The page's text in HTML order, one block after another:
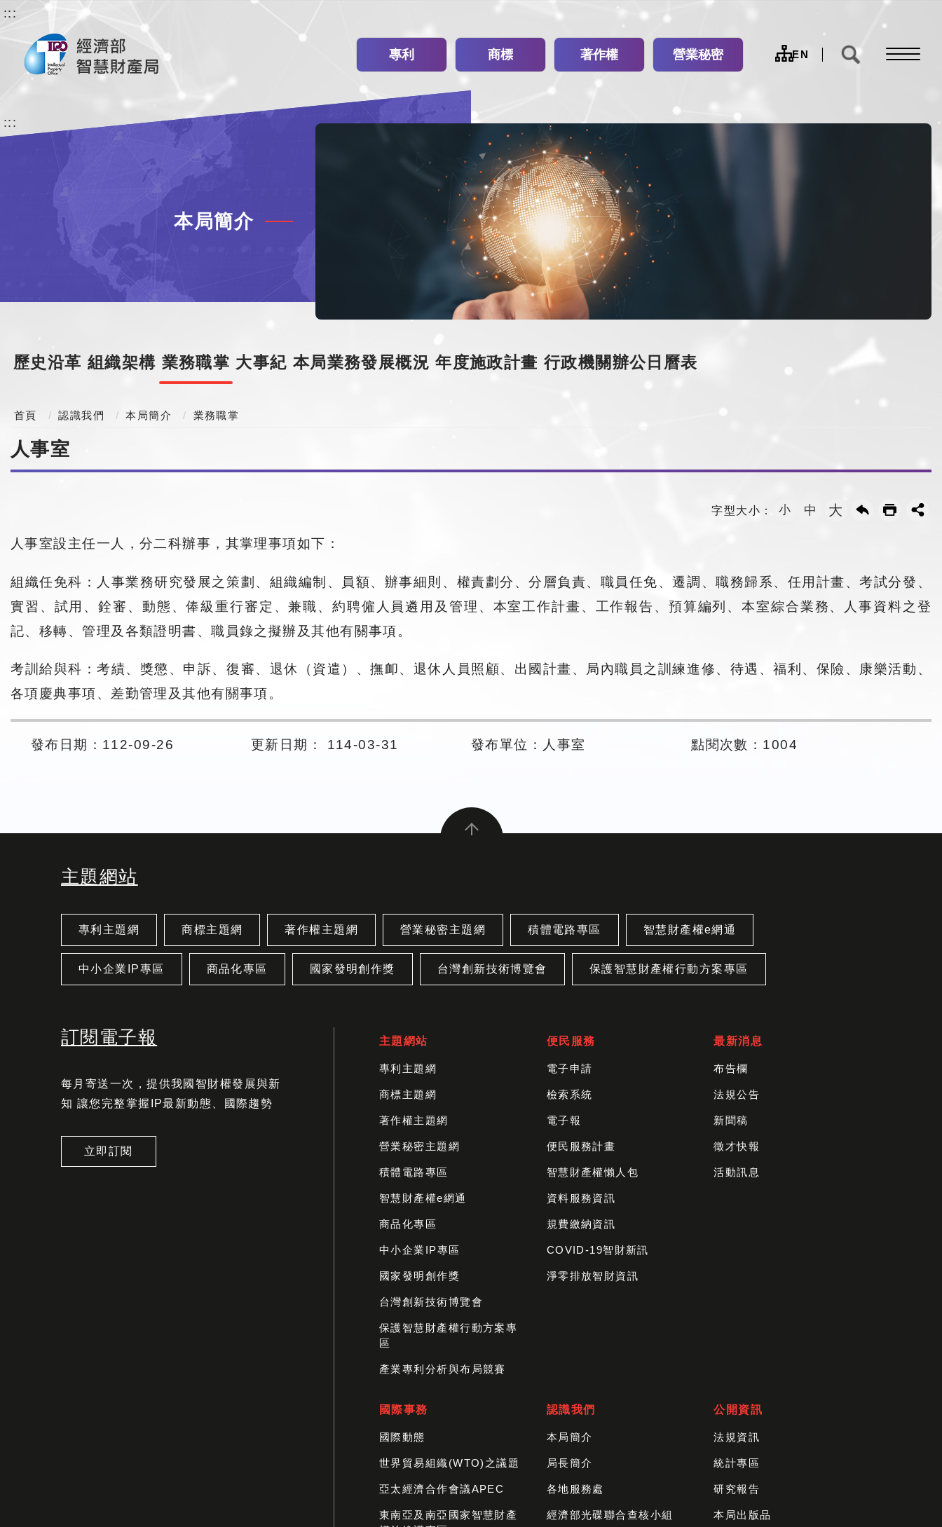
:::
專利 商標 著作權 營業秘密
網
EN
:::
本局簡介
歷史沿革 組織架構 業務職掌 大事紀 本局業務發展概況 年度施政計畫 行政機關辦公日曆表
首頁 認識我們 本局簡介 業務職掌
人事室
字型大小： 小 中 大
人事室設主任一人，分二科辦事，其掌理事項如下：
組織任免科：人事業務研究發展之策劃、組織編制、員額、辦事細則、權責劃分、分層負責、職員任免、遷調、職務歸系、任用計畫、考試分發、
實習、試用、銓審、動態、俸級重行審定、兼職、約聘僱人員遴用及管理、本室工作計畫、工作報告、預算編列、本室綜合業務、人事資料之登
記、移轉、管理及各類證明書、職員錄之擬辦及其他有關事項。
考訓給與科：考績、獎懲、申訴、復審、退休（資遣）、撫卹、退休人員照顧、出國計畫、局內職員之訓練進修、待遇、福利、保險、康樂活動、
各項慶典事項、差勤管理及其他有關事項。
發布日期：112-09-26 更新日期： 114-03-31 發布單位：人事室 點閱次數：1004
主題網站
專利主題網 商標主題網 著作權主題網 營業秘密主題網 積體電路專區 智慧財產權e網通
中小企業IP專區 商品化專區 國家發明創作獎 台灣創新技術博覽會 保護智慧財產權行動方案專區
訂閱電子報
每月寄送一次，提供我國智財權發展與新
知 讓您完整掌握IP最新動態、國際趨勢
立即訂閱
主題網站
專利主題網
商標主題網
著作權主題網
營業秘密主題網
積體電路專區
智慧財產權e網通
商品化專區
中小企業IP專區
國家發明創作獎
台灣創新技術博覽會
保護智慧財產權行動方案專
區
產業專利分析與布局競賽
便民服務
電子申請
檢索系統
電子報
便民服務計畫
智慧財產權懶人包
資料服務資訊
規費繳納資訊
COVID-19智財新訊
淨零排放智財資訊
最新消息
布告欄
法規公告
新聞稿
徵才快報
活動訊息
國際事務
國際動態
世界貿易組織(WTO)之議題
亞太經濟合作會議APEC
東南亞及南亞國家智慧財產
認識我們
本局簡介
局長簡介
各地服務處
經濟部光碟聯合查核小組
公開資訊
法規資訊
統計專區
研究報告
本局出版品